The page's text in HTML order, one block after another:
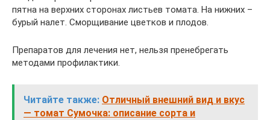
пятна на верхних сторонах листьев томата. На нижних –
бурый налет. Сморщивание цветков и плодов.
Препаратов для лечения нет, нельзя пренебрегать
методами профилактики.
Читайте также: Отличный внешний вид и вкус
— томат Сумочка: описание сорта и